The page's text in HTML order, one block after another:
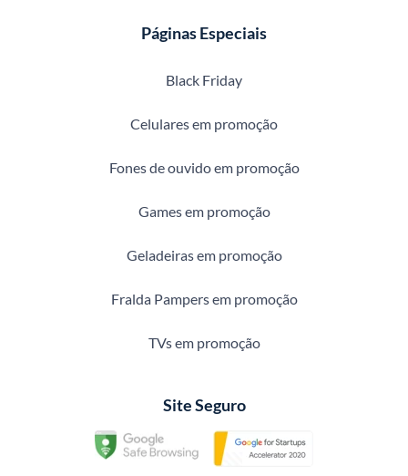
Páginas Especiais
Black Friday
Celulares em promoção
Fones de ouvido em promoção
Games em promoção
Geladeiras em promoção
Fralda Pampers em promoção
TVs em promoção
Site Seguro